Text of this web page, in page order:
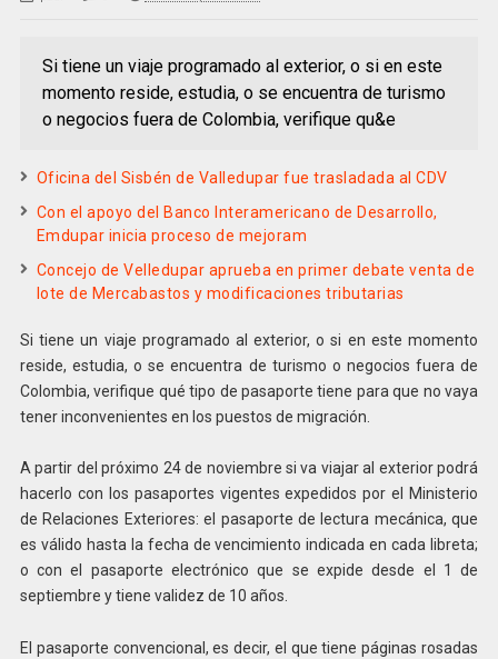
Si tiene un viaje programado al exterior, o si en este
momento reside, estudia, o se encuentra de turismo
o negocios fuera de Colombia, verifique qu&e
Oficina del Sisbén de Valledupar fue trasladada al CDV
Con el apoyo del Banco Interamericano de Desarrollo,
Emdupar inicia proceso de mejoram
Concejo de Velledupar aprueba en primer debate venta de
lote de Mercabastos y modificaciones tributarias
Si tiene un viaje programado al exterior, o si en este momento
reside, estudia, o se encuentra de turismo o negocios fuera de
Colombia, verifique qué tipo de pasaporte tiene para que no vaya
tener inconvenientes en los puestos de migración.
A partir del próximo 24 de noviembre si va viajar al exterior podrá
hacerlo con los pasaportes vigentes expedidos por el Ministerio
de Relaciones Exteriores: el pasaporte de lectura mecánica, que
es válido hasta la fecha de vencimiento indicada en cada libreta;
o con el pasaporte electrónico que se expide desde el 1 de
septiembre y tiene validez de 10 años.
El pasaporte convencional, es decir, el que tiene páginas rosadas